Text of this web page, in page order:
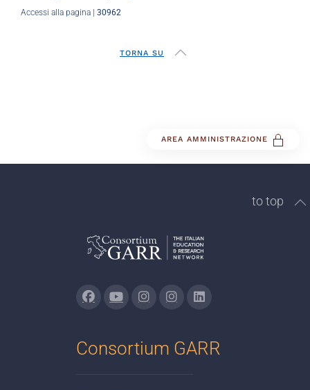
Accessi alla pagina | 30962
TORNA SU
AREA AMMINISTRAZIONE
to top
Consortium GARR